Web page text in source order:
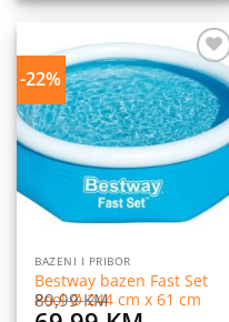
-22%
Dodaj
na
listu
želja
BAZENI I PRIBOR
Bestway bazen Fast Set
Pool Ø 244 cm x 61 cm
89,99KM